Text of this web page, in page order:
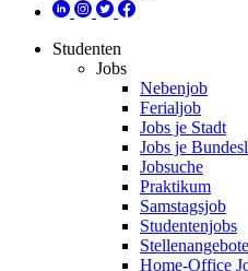
Studenten
Jobs
Nebenjob
Ferialjob
Jobs je Stadt
Jobs je
Jobsuche
Praktikum
Samstagsjob
Studentenjobs
Home-Office